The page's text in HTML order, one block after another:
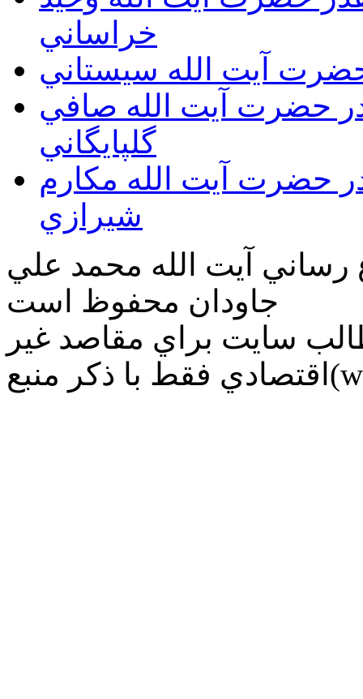
خراساني
حضرت آيت الله سيستاني
حضرت آيت الله صافي
گلپايگاني
حضرت آيت الله مكارم
شيرازي
رساني آیت الله محمد علي
جاودان محفوظ است
سايت براي مقاصد غير